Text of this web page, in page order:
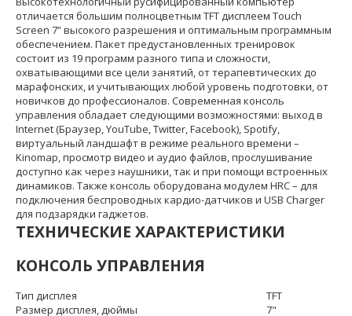
отличается большим полноцветным TFT дисплеем Touch
Screen 7” высокого разрешения и оптимальным программным
обеспечением. Пакет предустановленных тренировок
состоит из 19 программ разного типа и сложности,
охватывающими все цели занятий, от терапевтических до
марафонских, и учитывающих любой уровень подготовки, от
новичков до профессионалов. Современная консоль
управления обладает следующими возможностями: выход в
Internet (Браузер, YouTube, Twitter, Facebook), Spotify,
виртуальный ландшафт в режиме реального времени –
Kinomap, просмотр видео и аудио файлов, прослушивание
доступно как через наушники, так и при помощи встроенных
динамиков. Также консоль оборудована модулем HRC – для
подключения беспроводных кардио-датчиков и USB Charger
для подзарядки гаджетов.
ТЕХНИЧЕСКИЕ ХАРАКТЕРИСТИКИ
КОНСОЛЬ УПРАВЛЕНИЯ
Тип дисплея
TFT
Размер дисплея, дюймы
7"